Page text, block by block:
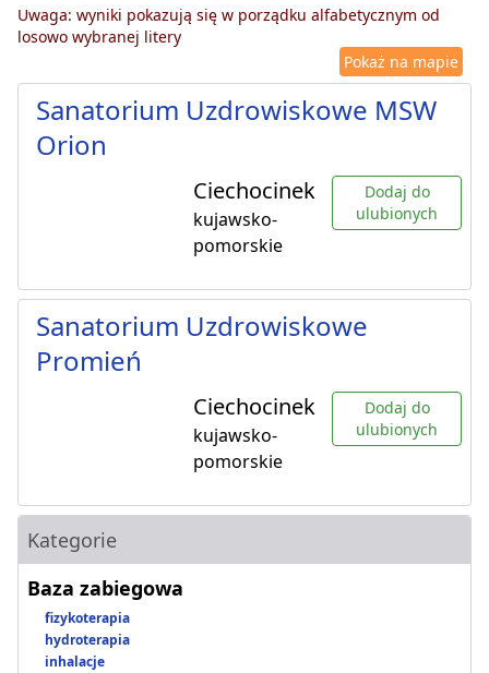
Uwaga: wyniki pokazują się w porządku alfabetycznym od
losowo wybranej litery
Pokaż na mapie
Sanatorium Uzdrowiskowe MSW
Orion
Ciechocinek
kujawsko-
pomorskie
Dodaj do
ulubionych
Sanatorium Uzdrowiskowe
Promień
Ciechocinek
kujawsko-
pomorskie
Dodaj do
ulubionych
Kategorie
Baza zabiegowa
fizykoterapia
hydroterapia
inhalacje